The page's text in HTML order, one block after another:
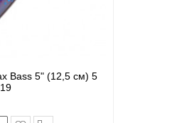
Bass 5" (12,5 см) 5